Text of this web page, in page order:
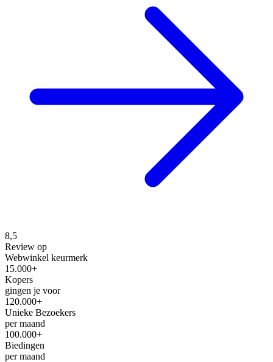
8,5
Review op
Webwinkel keurmerk
15.000+
Kopers
gingen je voor
120.000+
Unieke Bezoekers
per maand
100.000+
Biedingen
per maand